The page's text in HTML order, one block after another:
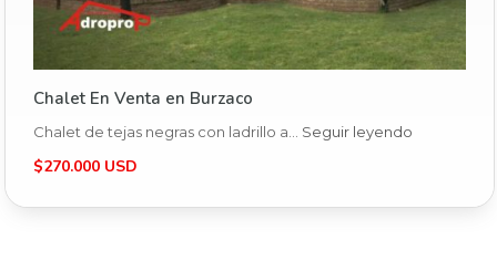
Chalet En Venta en Burzaco
Chalet de tejas negras con ladrillo a… Seguir leyendo
$270.000 USD